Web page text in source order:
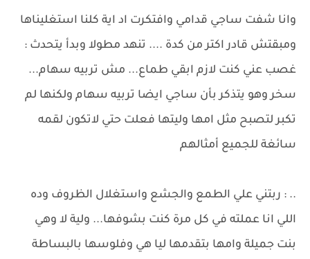
وانا شفت ساجي قدامي وافتكرت اد اية كلنا استغليناها
ومبقتش قادر اكتر من كدة .... تنهد مطولا وبدأ يتحدث :
غصب عني كنت لازم ابقي طماع... مش تربيه سهام...
سخر وهو يتذكر بأن ساجي ايضا تربيه سهام ولكنها لم
تكبر لتصبح مثل امها وليتها فعلت حتي لاتكون لقمه
سائغة للجميع أمثالهم
.. : ربتني علي الطمع والجشع واستغلال الظروف وده
اللي انا عملته في كل مرة كنت بشوفها... ولية لا وهي
بنت جميلة وامها بتقدمها ليا هي وفلوسها بالبساطة